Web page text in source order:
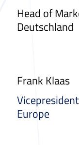
Head of
Deutschland
Frank Klaas
Europe